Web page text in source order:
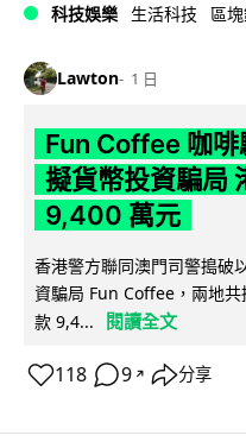
科技娛樂 生活科技 區
Lawton 1 日
Fun Coffee 咖啡
擬貨幣投資騙局
9,400 萬元
香港警方聯同澳門司警搗破
資騙局 Fun Coffee，兩地
款 9,4...
閱讀全文
118 9 ↗ 分享